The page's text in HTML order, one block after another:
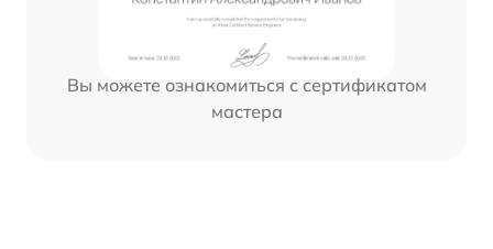
Вы можете ознакомиться с сертификатом
мастера